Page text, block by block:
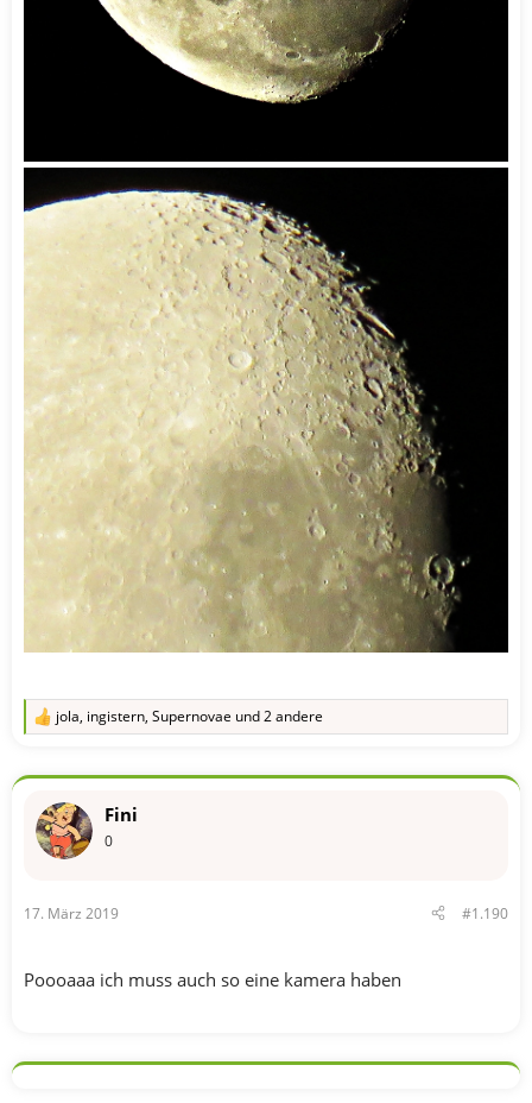
R
k
o
:
jola, ingistern, Supernovae und 2 andere
Fini
0
17. März 2019 #1.190
Poooaaa ich muss auch so eine kamera haben